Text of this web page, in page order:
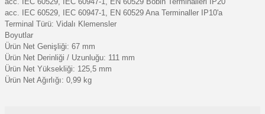
acc. IEC 60529, IEC 60947-1, EN 60529 Ana Terminaller IP10'a
Terminal Türü: Vidalı Klemensler
Boyutlar
Ürün Net Genişliği: 67 mm
Ürün Net Derinliği / Uzunluğu: 111 mm
Ürün Net Yüksekliği: 125,5 mm
Ürün Net Ağırlığı: 0,99 kg